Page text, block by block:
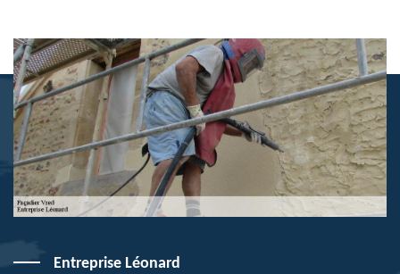
Entreprise Léonard